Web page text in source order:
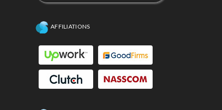
AFFILIATIONS